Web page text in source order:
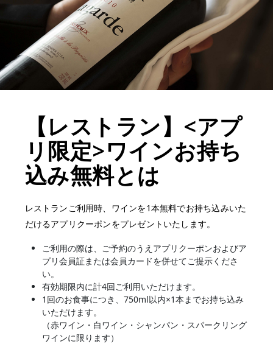
【レストラン】<アプ
リ限定>ワインお持ち
込み無料とは
レストランご利用時、ワインを1本無料でお持ち込みいた
だけるアプリクーポンをプレゼントいたします。
ご利用の際は、ご予約のうえアプリクーポンおよびア
プリ会員証または会員カードを併せてご提示くださ
い。
有効期限内に計4回ご利用いただけます。
1回のお食事につき、750ml以内×1本までお持ち込み
いただけます。
（赤ワイン・白ワイン・シャンパン・スパークリング
ワインに限ります）